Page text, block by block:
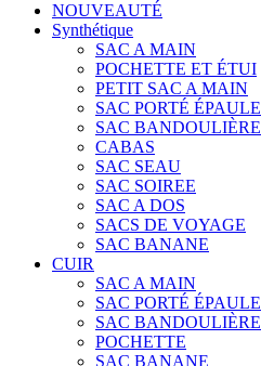
NOUVEAUTÉ
Synthétique
SAC A MAIN
POCHETTE ET ÉTUI
PETIT SAC A MAIN
SAC PORTÉ ÉPAULE
SAC BANDOULIÈRE
CABAS
SAC SEAU
SAC SOIREE
SAC A DOS
SACS DE VOYAGE
SAC BANANE
CUIR
SAC A MAIN
SAC PORTÉ ÉPAULE
SAC BANDOULIÈRE
POCHETTE
SAC BANANE